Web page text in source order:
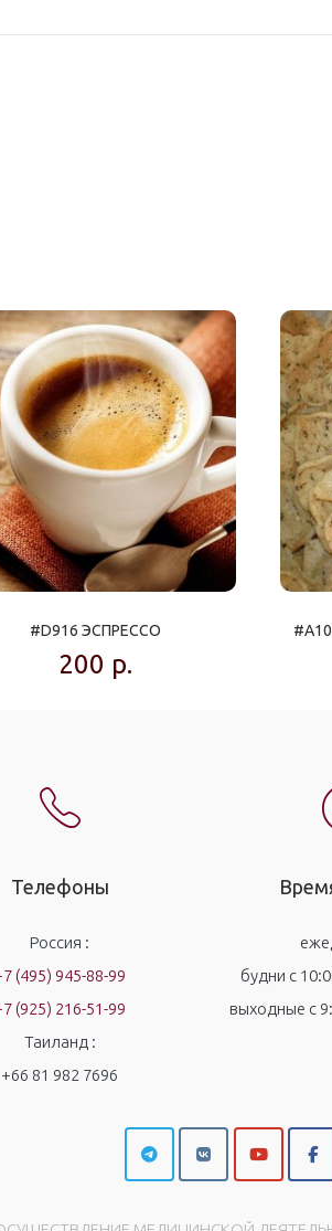
#D916 ЭСПРЕССО
200 р.
Телефоны
Россия :
(495) 945-88-99
(925) 216-51-99
Таиланд :
+66 81 982 7696
будни с
выходные с